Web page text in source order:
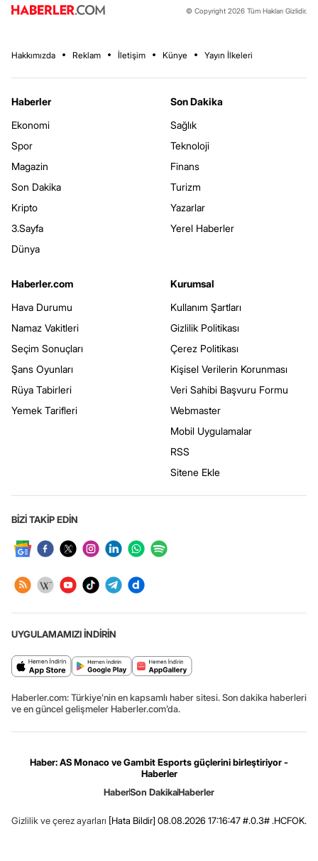
© Copyright 2026 Tüm Hakları Gizlidir.
Hakkımızda Reklam İletişim Künye Yayın İlkeleri
Haberler
Ekonomi
Spor
Magazin
Son Dakika
Kripto
3.Sayfa
Dünya
Son Dakika
Sağlık
Teknoloji
Finans
Turizm
Yazarlar
Yerel Haberler
Haberler.com
Hava Durumu
Namaz Vakitleri
Seçim Sonuçları
Şans Oyunları
Rüya Tabirleri
Yemek Tarifleri
Kurumsal
Kullanım Şartları
Gizlilik Politikası
Çerez Politikası
Kişisel Verilerin Korunması
Veri Sahibi Başvuru Formu
Webmaster
Mobil Uygulamalar
RSS
Sitene Ekle
BİZİ TAKİP EDİN
UYGULAMAMIZI İNDİRİN
Haberler.com: Türkiye’nin en kapsamlı haber sitesi. Son dakika haberleri
ve en güncel gelişmeler Haberler.com’da.
Haber: AS Monaco ve Gambit Esports güçlerini birleştiriyor -
Haberler
HaberSon DakikaHaberler
Gizlilik ve çerez ayarları [Hata Bildir] 08.08.2026 17:16:47 #.0.3# .HCFOK.